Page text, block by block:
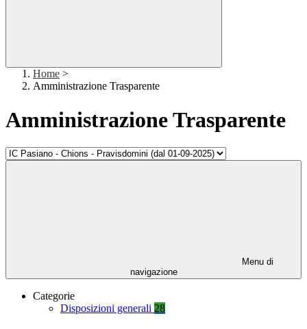
Home >
Amministrazione Trasparente
Amministrazione Trasparente
Menu di
navigazione
Categorie
Disposizioni generali 28